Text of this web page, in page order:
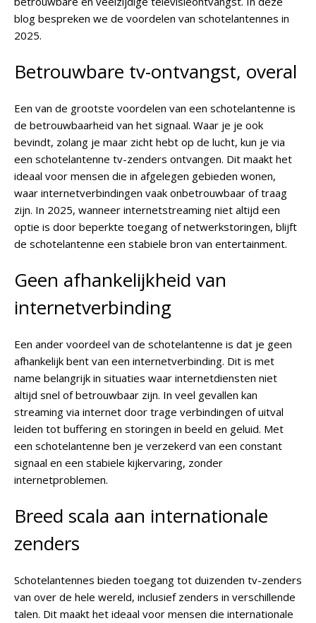
blog bespreken we de voordelen van schotelantennes in
2025.
Betrouwbare tv-ontvangst, overal
Een van de grootste voordelen van een schotelantenne is
de betrouwbaarheid van het signaal. Waar je je ook
bevindt, zolang je maar zicht hebt op de lucht, kun je via
een schotelantenne tv-zenders ontvangen. Dit maakt het
ideaal voor mensen die in afgelegen gebieden wonen,
waar internetverbindingen vaak onbetrouwbaar of traag
zijn. In 2025, wanneer internetstreaming niet altijd een
optie is door beperkte toegang of netwerkstoringen, blijft
de schotelantenne een stabiele bron van entertainment.
Geen afhankelijkheid van
internetverbinding
Een ander voordeel van de schotelantenne is dat je geen
afhankelijk bent van een internetverbinding. Dit is met
name belangrijk in situaties waar internetdiensten niet
altijd snel of betrouwbaar zijn. In veel gevallen kan
streaming via internet door trage verbindingen of uitval
leiden tot buffering en storingen in beeld en geluid. Met
een schotelantenne ben je verzekerd van een constant
signaal en een stabiele kijkervaring, zonder
internetproblemen.
Breed scala aan internationale
zenders
Schotelantennes bieden toegang tot duizenden tv-zenders
van over de hele wereld, inclusief zenders in verschillende
talen. Dit maakt het ideaal voor mensen die internationale